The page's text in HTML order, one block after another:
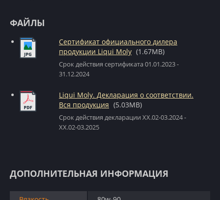
ФАЙЛЫ
Сертификат официального дилера
продукции Liqui Moly (1.67MB)
Срок действия сертификата 01.01.2023 -
31.12.2024
Liqui Moly. Декларация о соответствии.
Вся продукция (5.03MB)
Срок действия декларации XX.02-03.2024 -
XX.02-03.2025
ДОПОЛНИТЕЛЬНАЯ ИНФОРМАЦИЯ